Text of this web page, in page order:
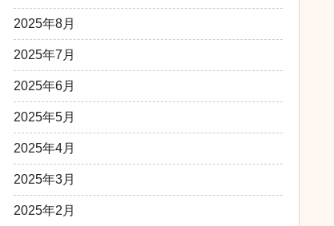
2025年8月
2025年7月
2025年6月
2025年5月
2025年4月
2025年3月
2025年2月